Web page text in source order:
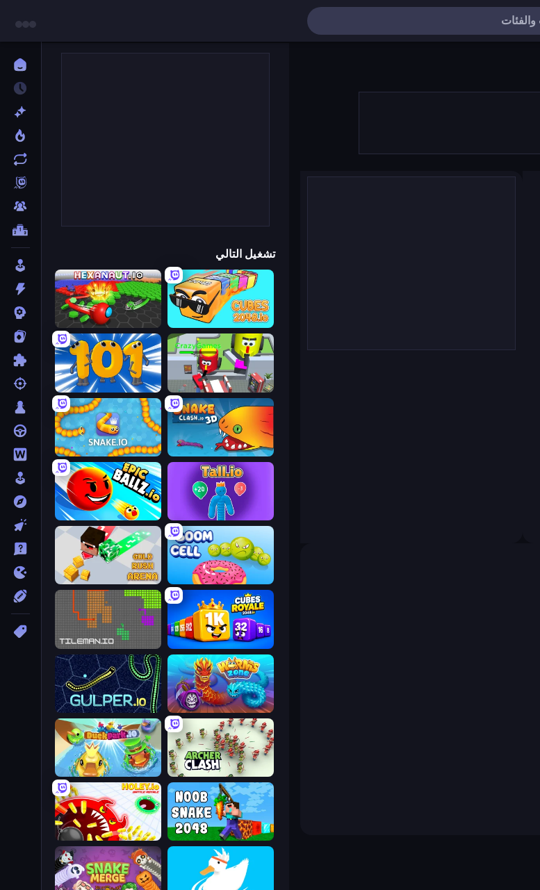
تشغيل التالي
Cubes 2048.io
Hexanaut.io
CleanUp.IO
Numbers Arena
Snake Clash.io
Snake.io
Tall.io
EpicBallz.io
Boom Cell
Gold Rush Arena
Cubes 2048 Royale
TileMan.io
Worms.Zone
Gulper.io
Archer Clash
DuckPark.io
Noob Snake 2048
Holey.io Battle Royale